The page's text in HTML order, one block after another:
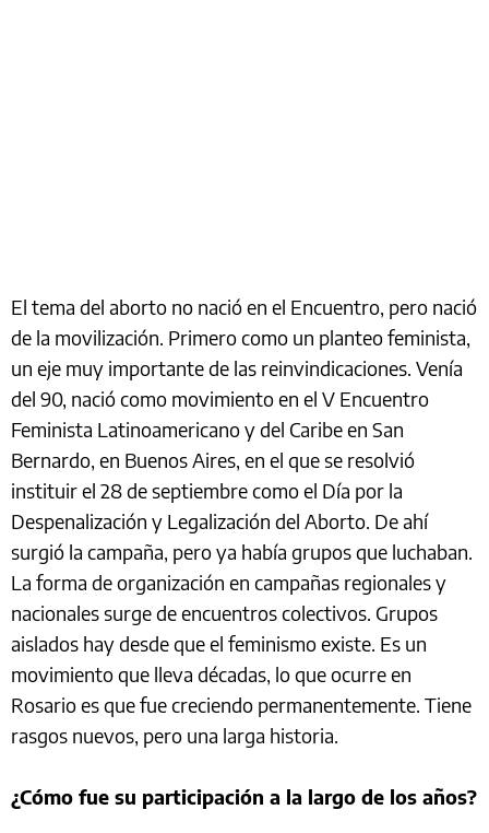
El tema del aborto no nació en el Encuentro, pero nació
de la movilización. Primero como un planteo feminista,
un eje muy importante de las reinvindicaciones. Venía
del 90, nació como movimiento en el V Encuentro
Feminista Latinoamericano y del Caribe en San
Bernardo, en Buenos Aires, en el que se resolvió
instituir el 28 de septiembre como el Día por la
Despenalización y Legalización del Aborto. De ahí
surgió la campaña, pero ya había grupos que luchaban.
La forma de organización en campañas regionales y
nacionales surge de encuentros colectivos. Grupos
aislados hay desde que el feminismo existe. Es un
movimiento que lleva décadas, lo que ocurre en
Rosario es que fue creciendo permanentemente. Tiene
rasgos nuevos, pero una larga historia.
¿Cómo fue su participación a la largo de los años?